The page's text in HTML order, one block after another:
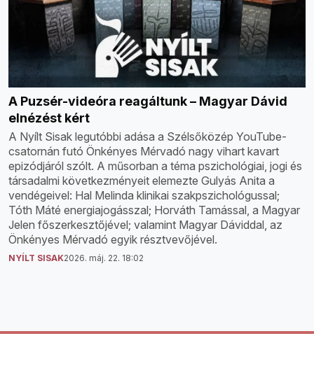
A Puzsér-videóra reagáltunk – Magyar Dávid
elnézést kért
A Nyílt Sisak legutóbbi adása a Szélsőközép YouTube-
csatornán futó Önkényes Mérvadó nagy vihart kavart
epizódjáról szólt. A műsorban a téma pszichológiai, jogi és
társadalmi következményeit elemezte Gulyás Anita a
vendégeivel: Hal Melinda klinikai szakpszichológussal;
Tóth Máté energiajogásszal; Horváth Tamással, a Magyar
Jelen főszerkesztőjével; valamint Magyar Dáviddal, az
Önkényes Mérvadó egyik résztvevőjével.
NYÍLT SISAK2026. máj. 22. 18:02